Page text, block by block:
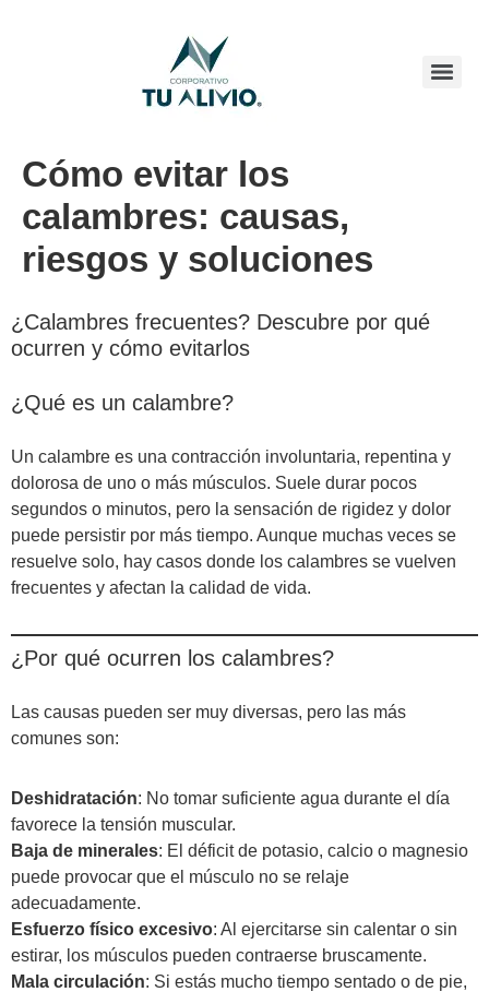
Cómo evitar los
calambres: causas,
riesgos y soluciones
¿Calambres frecuentes? Descubre por qué
ocurren y cómo evitarlos
¿Qué es un calambre?
Un calambre es una contracción involuntaria, repentina y
dolorosa de uno o más músculos. Suele durar pocos
segundos o minutos, pero la sensación de rigidez y dolor
puede persistir por más tiempo. Aunque muchas veces se
resuelve solo, hay casos donde los calambres se vuelven
frecuentes y afectan la calidad de vida.
¿Por qué ocurren los calambres?
Las causas pueden ser muy diversas, pero las más
comunes son:
Deshidratación: No tomar suficiente agua durante el día
favorece la tensión muscular.
Baja de minerales: El déficit de potasio, calcio o magnesio
puede provocar que el músculo no se relaje
adecuadamente.
Esfuerzo físico excesivo: Al ejercitarse sin calentar o sin
estirar, los músculos pueden contraerse bruscamente.
Mala circulación: Si estás mucho tiempo sentado o de pie,